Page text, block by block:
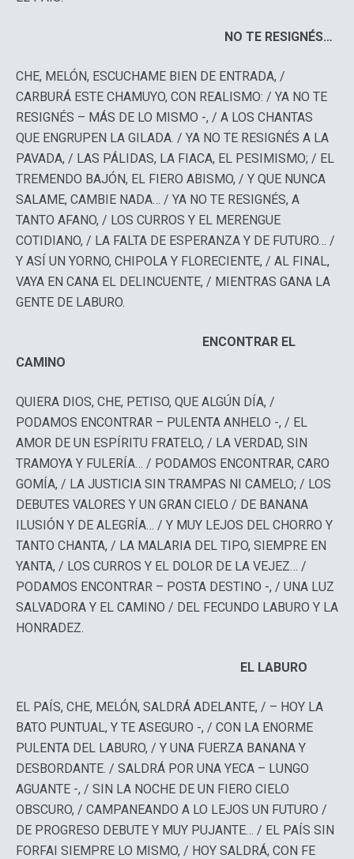
NO TE RESIGNÉS…
CHE, MELÓN, ESCUCHAME BIEN DE ENTRADA, /
CARBURÁ ESTE CHAMUYO, CON REALISMO: / YA NO TE
RESIGNÉS – MÁS DE LO MISMO -, / A LOS CHANTAS
QUE ENGRUPEN LA GILADA. / YA NO TE RESIGNÉS A LA
PAVADA, / LAS PÁLIDAS, LA FIACA, EL PESIMISMO; / EL
TREMENDO BAJÓN, EL FIERO ABISMO, / Y QUE NUNCA
SALAME, CAMBIE NADA… / YA NO TE RESIGNÉS, A
TANTO AFANO, / LOS CURROS Y EL MERENGUE
COTIDIANO, / LA FALTA DE ESPERANZA Y DE FUTURO… /
Y ASÍ UN YORNO, CHIPOLA Y FLORECIENTE, / AL FINAL,
VAYA EN CANA EL DELINCUENTE, / MIENTRAS GANA LA
GENTE DE LABURO.
ENCONTRAR EL
CAMINO
QUIERA DIOS, CHE, PETISO, QUE ALGÚN DÍA, /
PODAMOS ENCONTRAR – PULENTA ANHELO -, / EL
AMOR DE UN ESPÍRITU FRATELO, / LA VERDAD, SIN
TRAMOYA Y FULERÍA… / PODAMOS ENCONTRAR, CARO
GOMÍA, / LA JUSTICIA SIN TRAMPAS NI CAMELO; / LOS
DEBUTES VALORES Y UN GRAN CIELO / DE BANANA
ILUSIÓN Y DE ALEGRÍA… / Y MUY LEJOS DEL CHORRO Y
TANTO CHANTA, / LA MALARIA DEL TIPO, SIEMPRE EN
YANTA, / LOS CURROS Y EL DOLOR DE LA VEJEZ… /
PODAMOS ENCONTRAR – POSTA DESTINO -, / UNA LUZ
SALVADORA Y EL CAMINO / DEL FECUNDO LABURO Y LA
HONRADEZ.
EL LABURO
EL PAÍS, CHE, MELÓN, SALDRÁ ADELANTE, / – HOY LA
BATO PUNTUAL, Y TE ASEGURO -, / CON LA ENORME
PULENTA DEL LABURO, / Y UNA FUERZA BANANA Y
DESBORDANTE. / SALDRÁ POR UNA YECA – LUNGO
AGUANTE -, / SIN LA NOCHE DE UN FIERO CIELO
OBSCURO, / CAMPANEANDO A LO LEJOS UN FUTURO /
DE PROGRESO DEBUTE Y MUY PUJANTE… / EL PAÍS SIN
FORFAI SIEMPRE LO MISMO, / HOY SALDRÁ, CON FE